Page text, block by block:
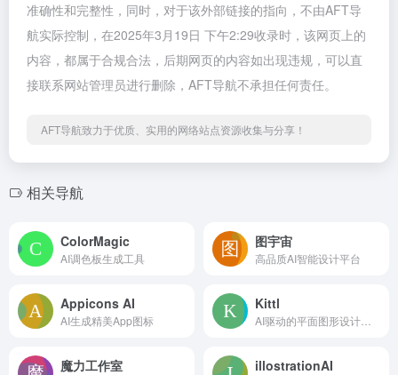
准确性和完整性，同时，对于该外部链接的指向，不由AFT导
航实际控制，在2025年3月19日 下午2:29收录时，该网页上的
内容，都属于合规合法，后期网页的内容如出现违规，可以直
接联系网站管理员进行删除，AFT导航不承担任何责任。
AFT导航致力于优质、实用的网络站点资源收集与分享！
相关导航
ColorMagic
AI调色板生成工具
图宇宙
高品质AI智能设计平台
Appicons AI
AI生成精美App图标
Kittl
魔力工作室 illostrationAI